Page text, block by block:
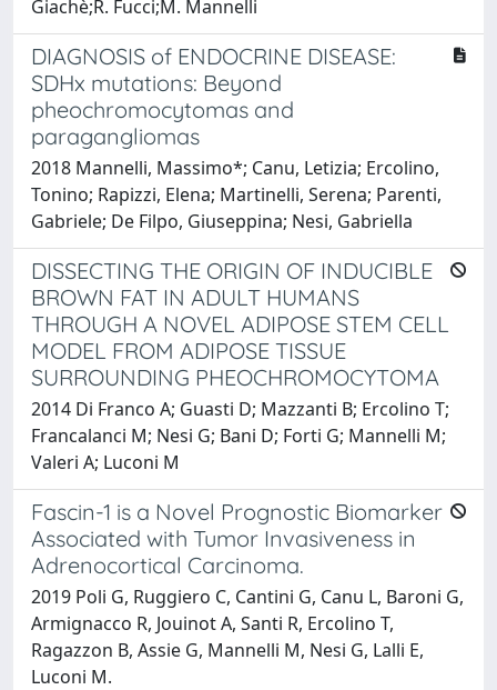
Giachè;R. Fucci;M. Mannelli
DIAGNOSIS of ENDOCRINE DISEASE:
SDHx mutations: Beyond
pheochromocytomas and
paragangliomas
2018 Mannelli, Massimo*; Canu, Letizia; Ercolino,
Tonino; Rapizzi, Elena; Martinelli, Serena; Parenti,
Gabriele; De Filpo, Giuseppina; Nesi, Gabriella
DISSECTING THE ORIGIN OF INDUCIBLE
BROWN FAT IN ADULT HUMANS
THROUGH A NOVEL ADIPOSE STEM CELL
MODEL FROM ADIPOSE TISSUE
SURROUNDING PHEOCHROMOCYTOMA
2014 Di Franco A; Guasti D; Mazzanti B; Ercolino T;
Francalanci M; Nesi G; Bani D; Forti G; Mannelli M;
Valeri A; Luconi M
Fascin-1 is a Novel Prognostic Biomarker
Associated with Tumor Invasiveness in
Adrenocortical Carcinoma.
2019 Poli G, Ruggiero C, Cantini G, Canu L, Baroni G,
Armignacco R, Jouinot A, Santi R, Ercolino T,
Ragazzon B, Assie G, Mannelli M, Nesi G, Lalli E,
Luconi M.